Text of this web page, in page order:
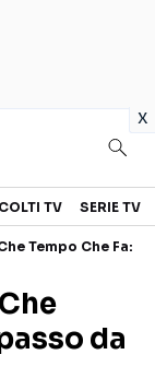
x
TV SERIE TV
Tempo Che Fa:
da